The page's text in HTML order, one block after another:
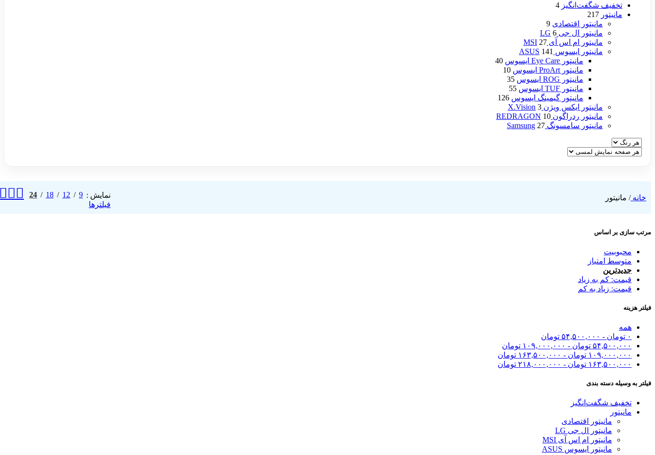
تخفیف شگفت‌انگیز 4
مانیتور 217
مانیتور اقتصادی 9
مانیتور ال جی LG 6
مانیتور ام اس آی MSI 27
مانیتور ایسوس ASUS 141
مانیتور Eye Care ایسوس
40
مانیتور ProArt ایسوس
10
مانیتور ROG ایسوس
35
مانیتور TUF ایسوس
55
مانیتور گیمینگ ایسوس 126
مانیتور ایکس ویژن X.Vision 3
مانیتور ردراگون REDRAGON 10
مانیتور سامسونگ Samsung 27
خانه/ مانیتور نمایش 9
12
18
24
فیلترها
مرتب سازی بر اساس
محبوبیت
متوسط امتیاز
جدیدترین
قیمت: کم به زیاد
قیمت: زیاد به کم
فیلتر هزینه
همه
۰ تومان - ۵۴,۵۰۰,۰۰۰ تومان
۵۴,۵۰۰,۰۰۰ تومان - ۱۰۹,۰۰۰,۰۰۰ تومان
۱۰۹,۰۰۰,۰۰۰ تومان - ۱۶۳,۵۰۰,۰۰۰ تومان
۱۶۳,۵۰۰,۰۰۰ تومان - ۲۱۸,۰۰۰,۰۰۰ تومان
فیلتر به وسیله دسته بندی
تخفیف شگفت‌انگیز
مانیتور
مانیتور اقتصادی
مانیتور ال جی LG
مانیتور ام اس آی MSI
مانیتور ایسوس ASUS